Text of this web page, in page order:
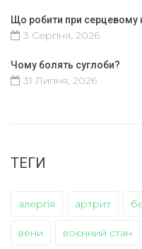
Що робити при серцевому
3 Серпня, 2026
Чому болять суглоби?
31 Липня, 2026
ТЕГИ
алергія артрит
вени воєнний стан